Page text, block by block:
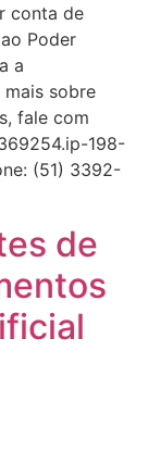
conta de
Poder
a
mais sobre
fale com
198-
(51) 3392-
de